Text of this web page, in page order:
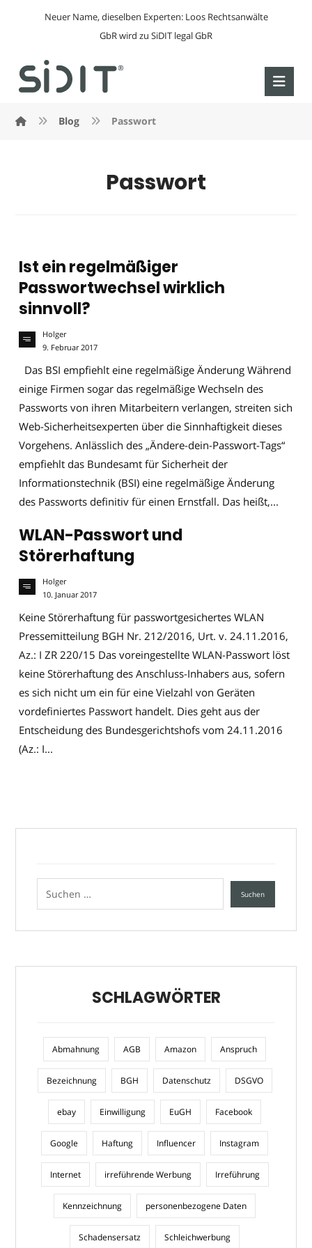
Neuer Name, dieselben Experten: Loos Rechtsanwälte
GbR wird zu SiDIT legal GbR
Blog Passwort
Passwort
Ist ein regelmäßiger
Passwortwechsel wirklich
sinnvoll?
Holger
9. Februar 2017
Das BSI empfiehlt eine regelmäßige Änderung Während
einige Firmen sogar das regelmäßige Wechseln des
Passworts von ihren Mitarbeitern verlangen, streiten sich
Web-Sicherheitsexperten über die Sinnhaftigkeit dieses
Vorgehens. Anlässlich des „Ändere-dein-Passwort-Tags“
empfiehlt das Bundesamt für Sicherheit der
Informationstechnik (BSI) eine regelmäßige Änderung
des Passworts definitiv für einen Ernstfall. Das heißt,...
WLAN-Passwort und
Störerhaftung
Holger
10. Januar 2017
Keine Störerhaftung für passwortgesichertes WLAN
Pressemitteilung BGH Nr. 212/2016, Urt. v. 24.11.2016,
Az.: I ZR 220/15 Das voreingestellte WLAN-Passwort löst
keine Störerhaftung des Anschluss-Inhabers aus, sofern
es sich nicht um ein für eine Vielzahl von Geräten
vordefiniertes Passwort handelt. Dies geht aus der
Entscheidung des Bundesgerichtshofs vom 24.11.2016
(Az.: I...
SCHLAGWÖRTER
Abmahnung AGB Amazon Anspruch
Bezeichnung BGH Datenschutz DSGVO
ebay Einwilligung EuGH Facebook
Google Haftung Influencer Instagram
Internet irreführende Werbung Irreführung
Kennzeichnung personenbezogene Daten
Schadensersatz Schleichwerbung